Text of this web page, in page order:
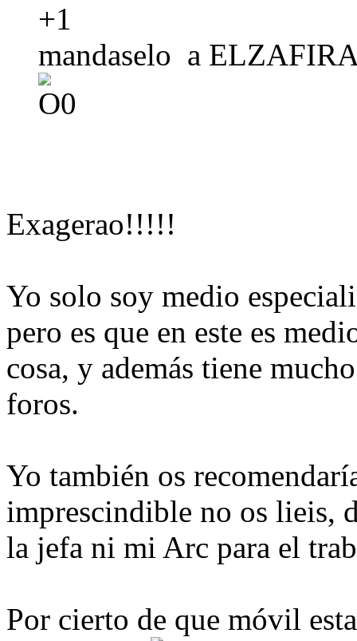
+1
mandaselo a
Exagerao!!!!!
Yo solo soy medio
pero es que en este es
cosa, y además tiene
foros.
Yo también os
imprescindible no os lieis,
la jefa ni mi Arc para el
Por cierto de que móvil